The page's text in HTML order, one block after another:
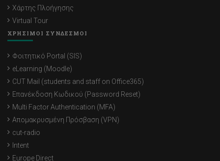
Χάρτης Πλοήγησης
Virtual Tour
ΧΡΗΣΙΜΟΙ ΣΥΝΔΕΣΜΟΙ
Φοιτητικό Portal (SIS)
eLearning (Moodle)
CUT Mail (students and staff on Office365)
Επανέκδοση Κωδικού (Password Reset)
Multi Factor Authentication (MFA)
Απομακρυσμένη Πρόσβαση (VPN)
cut-radio
Intent
Europe Direct